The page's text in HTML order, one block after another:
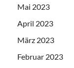
Mai 2023
April 2023
März 2023
Februar 2023